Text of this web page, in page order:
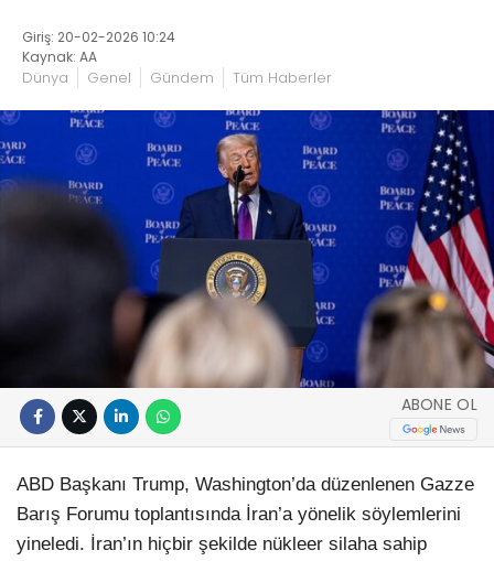
Giriş: 20-02-2026 10:24
Kaynak: AA
Dünya Genel Gündem Tüm Haberler
ABONE OL
ABD Başkanı Trump, Washington’da düzenlenen Gazze
Barış Forumu toplantısında İran’a yönelik söylemlerini
yineledi. İran’ın hiçbir şekilde nükleer silaha sahip